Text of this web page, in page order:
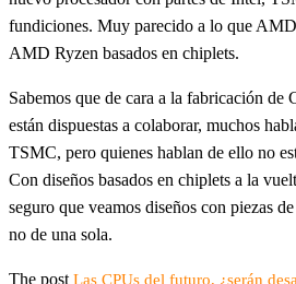
fundiciones. Muy parecido a lo que
AMD Ryzen basados en chiplets.
Sabemos que de cara a la fabricación
están dispuestas a colaborar, muchos
TSMC, pero quienes hablan de ello no
Con diseños basados en chiplets a la
seguro que veamos diseños con piezas
no de una sola.
The post Las CPUs del futuro, ¿serán